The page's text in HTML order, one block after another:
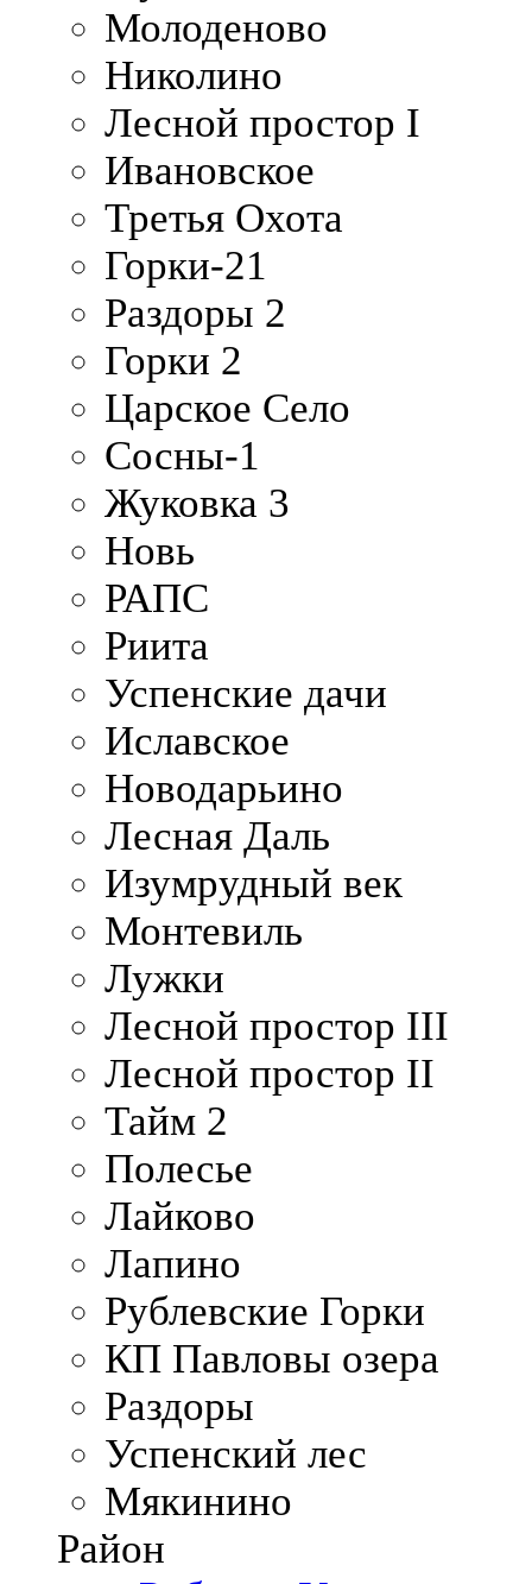
Молоденово
Николино
Лесной простор I
Ивановское
Третья Охота
Горки-21
Раздоры 2
Горки 2
Царское Село
Сосны-1
Жуковка 3
Новь
РАПС
Риита
Успенские дачи
Иславское
Новодарьино
Лесная Даль
Изумрудный век
Монтевиль
Лужки
Лесной простор III
Лесной простор II
Тайм 2
Полесье
Лайково
Лапино
Рублевские Горки
КП Павловы озера
Раздоры
Успенский лес
Мякинино
Район